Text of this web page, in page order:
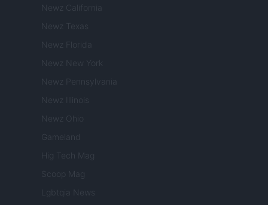
Newz California
Newz Texas
Newz Florida
Newz New York
Newz Pennsylvania
Newz Illinois
Newz Ohio
Gameland
Hig Tech Mag
Scoop Mag
Lgbtqia News